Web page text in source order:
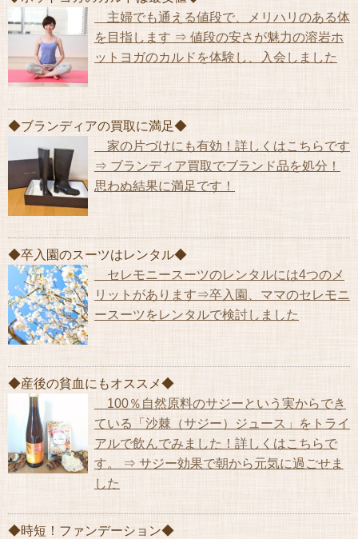
主婦でも通える値段で、メリハリのある体
を目指します ⇒ 値段の安さが魅力の溶岩ホ
ットヨガのカルドを体験し、入会しました
◆ブランディアの買取に満足◆
家の片づけにも有効！詳しくはこちらです
⇒ ブランディア買取でブランド品を処分！
思わぬ結果に満足です！
◆卒入園のスーツはレンタル◆
セレモニースーツのレンタルには4つのメ
リットがあります⇒卒入園、ママのセレモニ
ースーツをレンタルで検討しました
◆産後の貧血にもオススメ◆
100％自然原料のサジーという実からでき
ている「沙棘（サジー）ジュース」をトライ
アルで飲んでみました！詳しくはこちらで
す。 ⇒ サジー効果で朝から元気に過ごせま
した
◆時短！ファンデーション◆